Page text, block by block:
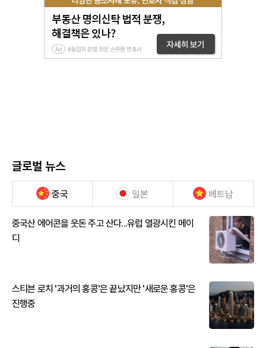
글로벌 뉴스
중국 일본 베트남
중국산 에어콘을 웃돈 주고 산다...유럽 열광시킨 메이
디
스티븐 로치 '과거의 홍콩'은 끝났지만 '새로운 홍콩'은
진행중